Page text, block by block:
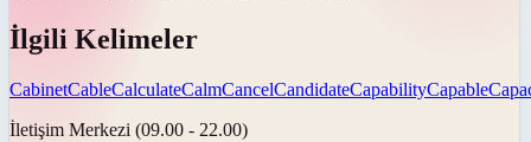
İlgili Kelimeler
CabinetCableCalculateCalmCancelCandidateCapabilityCapable
İletişim Merkezi (09.00 - 22.00)